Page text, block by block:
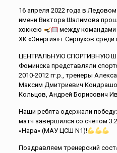
16 апреля 2022 года в
имени Виктора Шалимова
хоккею
между командами
ХК «Энергия» г.Серпухов
ЦЕНТРАЛЬНУЮ СПОРТИВНУЮ
Фоминска представляли
2010-2012 гг.р., тренеры
Максим Дмитриевич
Кольцов, Андрей Борисович
Наши ребята одержали победу:
матч завершился со счётом
«Нара» (МАУ ЦСШ N1)!
Поздравляем тренерский